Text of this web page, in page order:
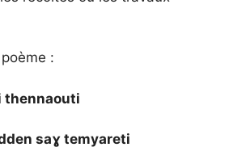
:
thennaouti
saɣ temyareti